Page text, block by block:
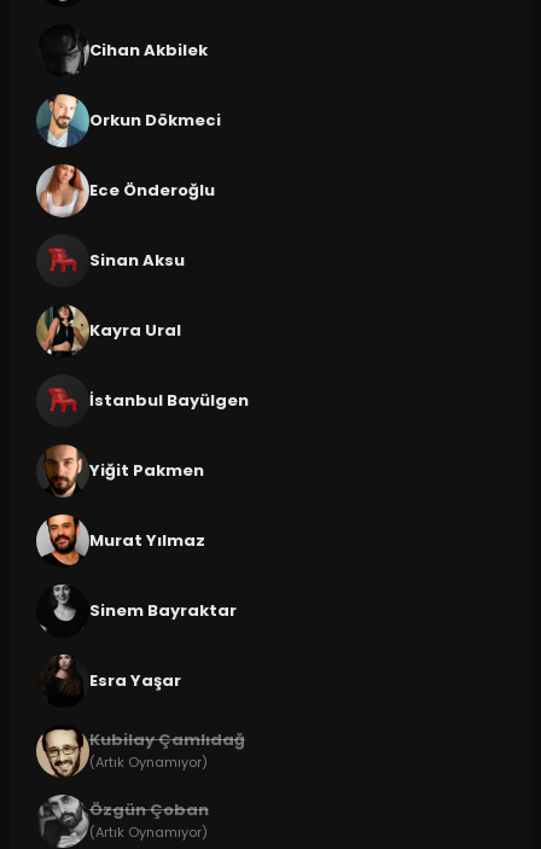
Cihan Akbilek
Orkun Dökmeci
Ece Önderoğlu
Sinan Aksu
Kayra Ural
İstanbul Bayülgen
Yiğit Pakmen
Murat Yılmaz
Sinem Bayraktar
Esra Yaşar
Kubilay Çamlıdağ
(Artık Oynamıyor)
Özgün Çoban
(Artık Oynamıyor)